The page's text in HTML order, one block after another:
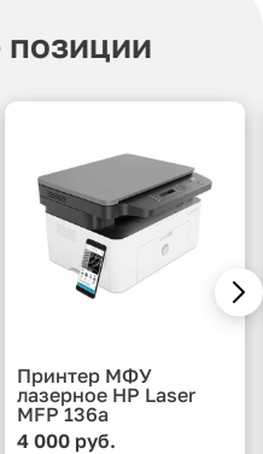
Принтер МФУ
лазерное HP Laser
MFP 136a
4 000 руб.